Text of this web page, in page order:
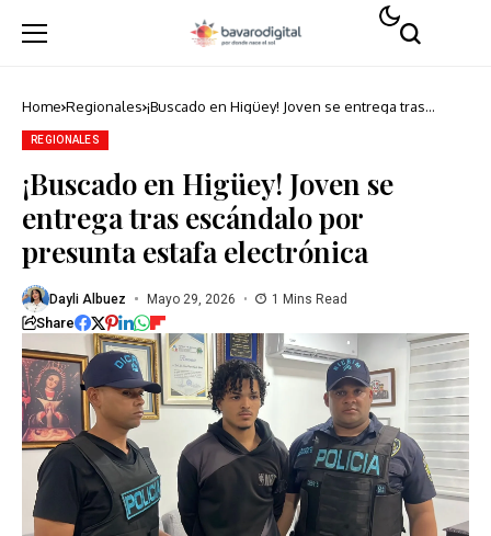
Home Regionales ¡Buscado en Higüey! Joven se entrega tras
REGIONALES
¡Buscado en Higüey! Joven se
entrega tras escándalo por
presunta estafa electrónica
Dayli Albuez Mayo 29, 2026 1 Mins Read
Share